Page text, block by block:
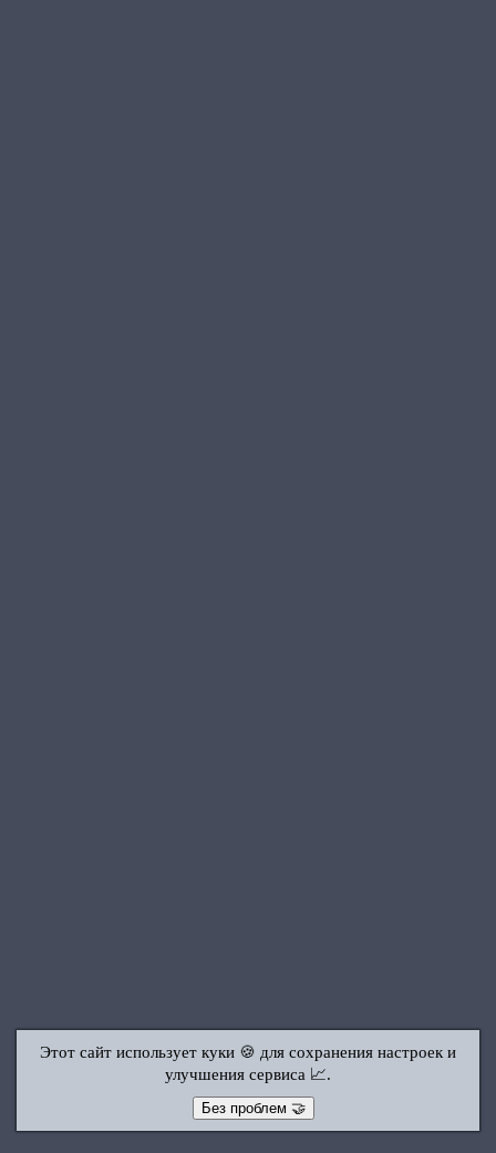
Этот сайт использует куки 🍪 для сохранения настроек и
улучшения сервиса 📈.
Без проблем 🤝